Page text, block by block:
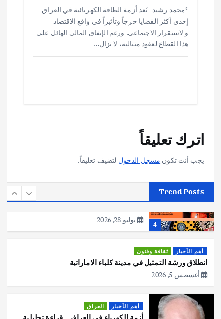
e
b
o
it
te
r
ai
l
at
s
A
ar
e
*محمد رشيد تُعد أزمة الطاقة الكهربائية في العراق
إحدى أكثر القضايا حرجاً وتأثيراً في واقع الاقتصاد
والاستقرار الاجتماعي. ورغم الإنفاق المالي الهائل على
هذا القطاع لعقود متتالية، لا تزال…
اترك تعليقاً
يجب أنت تكون مسجل الدخول لتضيف تعليقاً.
Trend Posts
ثقافة وفنون
اختتام ورشة السينوغرافيا في مدينة كلباء الاماراتية
أغسطس 3, 2026
هوي آن… مدينة الفوانيس وسحر التاريخ
4
عملية التعداد السكاني في11 من الشهر
يوليو 28, 2026
أهم الأخبار ثقافة وفنون
انطلاق ورشة التمثيل في مدينة كلباء الاماراتية
أغسطس 5, 2026
أهم الأخبار العراق
أزمة الكهرباء في العراق… قراءة تحليلية